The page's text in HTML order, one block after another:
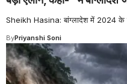
Sheikh Hasina: बांग्लादेश में 2024 के
ByPriyanshi Soni